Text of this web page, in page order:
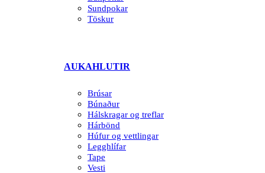
Sundpokar
Töskur
AUKAHLUTIR
Brúsar
Búnaður
Hálskragar og treflar
Hárbönd
Húfur og vettlingar
Legghlífar
Tape
Vesti